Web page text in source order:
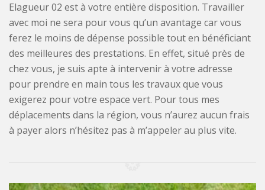
Elagueur 02 est à votre entière disposition. Travailler
avec moi ne sera pour vous qu’un avantage car vous
ferez le moins de dépense possible tout en bénéficiant
des meilleures des prestations. En effet, situé près de
chez vous, je suis apte à intervenir à votre adresse
pour prendre en main tous les travaux que vous
exigerez pour votre espace vert. Pour tous mes
déplacements dans la région, vous n’aurez aucun frais
à payer alors n’hésitez pas à m’appeler au plus vite.